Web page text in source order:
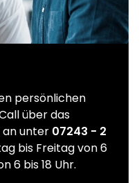
persönlichen
über das
an unter 07243 - 2
bis Freitag von 6
6 bis 18 Uhr.